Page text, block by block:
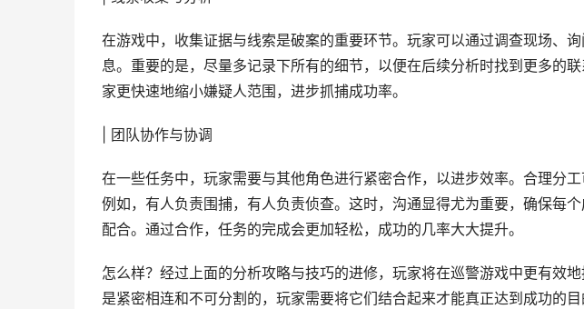
在游戏中，收集证据与线索是破案的重要环节。玩家可以通过调查现场、
息。重要的是，尽量多记录下所有的细节，以便在后续分析时找到更多的
家更快速地缩小嫌疑人范围，进步抓捕成功率。
| 团队协作与协调
在一些任务中，玩家需要与其他角色进行紧密合作，以进步效率。合理分
例如，有人负责围捕，有人负责侦查。这时，沟通显得尤为重要，确保每
配合。通过合作，任务的完成会更加轻松，成功的几率大大提升。
怎么样？经过上面的分析攻略与技巧的进修，玩家将在巡警游戏中更有效
是紧密相连和不可分割的，玩家需要将它们结合起来才能真正达到成功的